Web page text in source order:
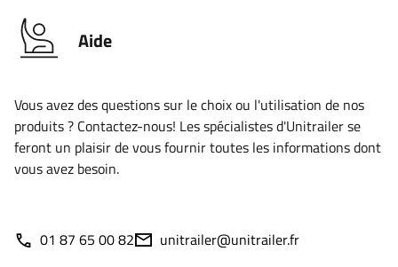
Aide
Vous avez des questions sur le choix ou l'utilisation de nos
produits ? Contactez-nous! Les spécialistes d'Unitrailer se
feront un plaisir de vous fournir toutes les informations dont
vous avez besoin.
01 87 65 00 82 unitrailer@unitrailer.fr